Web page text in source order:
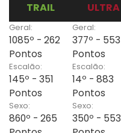
TRAIL
Geral:
1085º - 262
Pontos
Escalão:
145º - 351
Pontos
Sexo:
860º - 265
ULTRA
Geral:
377º - 553
Pontos
Escalão:
14º - 883
Pontos
Sexo:
350º - 553